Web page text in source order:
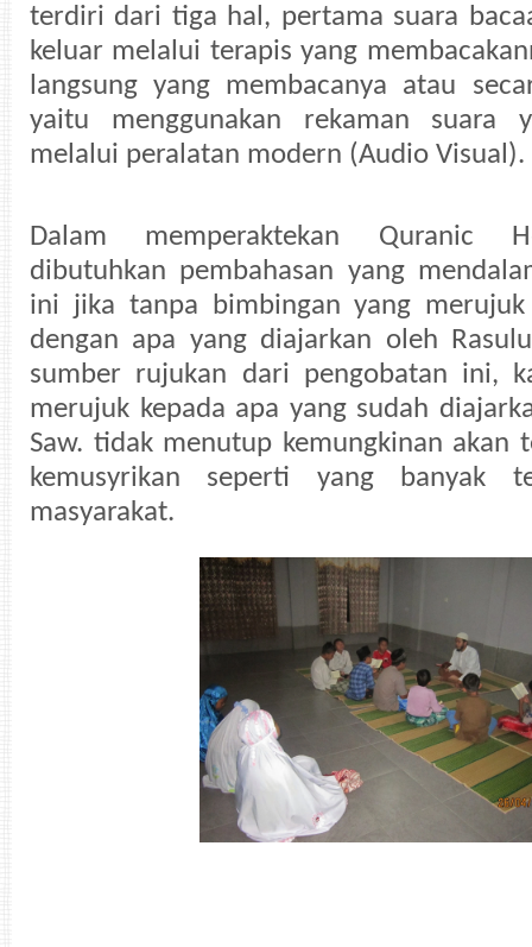
terdiri dari tiga hal, pertama suara
keluar melalui terapis yang
langsung yang membacanya atau
yaitu menggunakan rekaman suara
melalui peralatan modern (Audio Visual).
Dalam memperaktekan Quranic
dibutuhkan pembahasan yang
ini jika tanpa bimbingan yang merujuk
dengan apa yang diajarkan oleh
sumber rujukan dari pengobatan ini,
merujuk kepada apa yang sudah
Saw. tidak menutup kemungkinan akan
kemusyrikan seperti yang banyak
masyarakat.